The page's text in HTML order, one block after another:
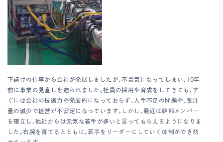
下請けの仕事から会社が発展しましたが、不景気になってしまい、10年
前に事業の見直しを迫られました。社員の採用や育成をしてきても、す
ぐには会社の技術力や発展的になっておらず、人手不足の問題や、受注
量の減少で経営が不安定になっています。しかし、最近は幹部メンバー
を確立し、他社からは元気な若手が多いと言ってもらえるようになりま
した。右腕を育てるとともに、若手をリーダーにしていく体制ができ初